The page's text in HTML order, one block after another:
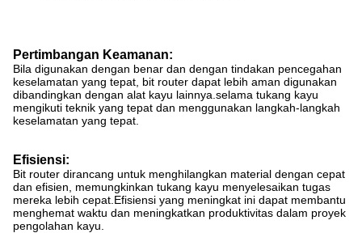
Pertimbangan Keamanan:
Bila digunakan dengan benar dan dengan tindakan pencegahan
keselamatan yang tepat, bit router dapat lebih aman digunakan
dibandingkan dengan alat kayu lainnya.selama tukang kayu
mengikuti teknik yang tepat dan menggunakan langkah-langkah
keselamatan yang tepat.
Efisiensi:
Bit router dirancang untuk menghilangkan material dengan cepat
dan efisien, memungkinkan tukang kayu menyelesaikan tugas
mereka lebih cepat.Efisiensi yang meningkat ini dapat membantu
menghemat waktu dan meningkatkan produktivitas dalam proyek
pengolahan kayu.